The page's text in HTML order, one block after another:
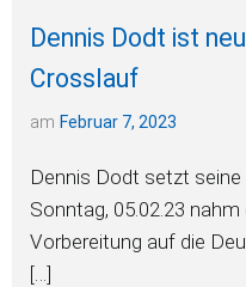
Dennis Dodt ist
Crosslauf
am Februar 7, 2023
Dennis Dodt setzt
Sonntag, 05.02.23
Vorbereitung auf die
[…]